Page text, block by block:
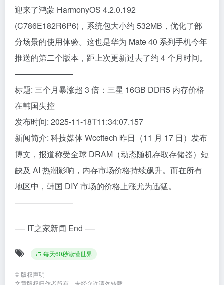
迎来了鸿蒙 HarmonyOS 4.2.0.192
(C786E182R6P6)，系统包大小约 532MB，优化了部
分场景的使用体验。这也是华为 Mate 40 系列手机今年
推送的第二个版本，距上次更新过去了约 4 个月时间。
———————-
标题: 三个月暴涨超 3 倍：三星 16GB DDR5 内存价格
在韩国失控
发布时间: 2025-11-18T11:34:07.157
新闻简介: 科技媒体 Wccftech 昨日（11 月 17 日）发布
博文，报道称受全球 DRAM（动态随机存取存储器）短
缺及 AI 热潮影响，内存市场价格持续飙升。而在所有
地区中，韩国 DIY 市场的价格上涨尤为迅猛。
———————-
—- IT之家新闻 End —-
每天60秒读懂世界
© 版权声明